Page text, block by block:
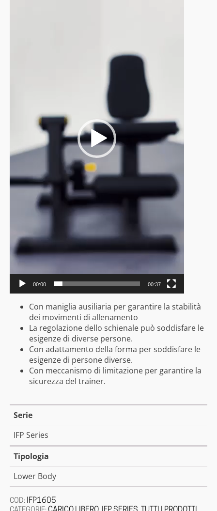
00:00 00:37
Con maniglia ausiliaria per garantire la stabilità
dei movimenti di allenamento
La regolazione dello schienale può soddisfare le
esigenze di diverse persone.
Con adattamento della forma per soddisfare le
esigenze di persone diverse.
Con meccanismo di limitazione per garantire la
sicurezza del trainer.
Serie
IFP Series
Tipologia
Lower Body
COD: IFP1605